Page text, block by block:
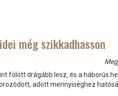
még szikkadhasson
fölött drágább lesz, és a háborús
adott mennyiséghez